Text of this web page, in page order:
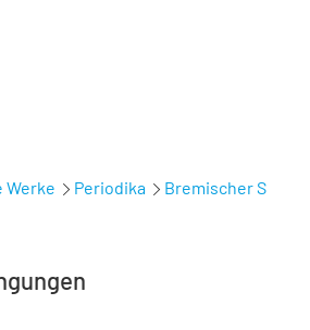
Werke Periodika
Bremischer S